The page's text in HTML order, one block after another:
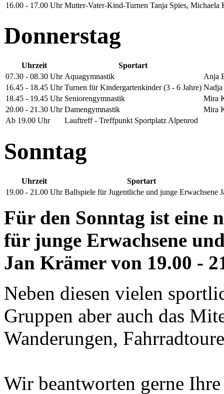
16.00 - 17.00 Uhr Mutter-Vater-Kind-Turnen Tanja Spies, Michaela
Donnerstag
Uhrzeit
Sportart
07.30 - 08.30 Uhr Aquagymnastik
Anja
16.45 - 18.45 Uhr Turnen für Kindergartenkinder (3 - 6 Jahre)
18.45 - 19.45 Uhr Seniorengymnastik
Mira
20.00 - 21.30 Uhr Damengymnastik
Mira
Ab 19.00 Uhr
Lauftreff - Treffpunkt Sportplatz Alpenrod
Sonntag
Uhrzeit
Sportart
19.00 - 21.00 Uhr Ballspiele für Jugentliche und junge Erwachsene
Für den Sonntag ist eine
für junge Erwachsene
Jan Krämer von 19.00 -
Neben diesen vielen
Gruppen aber auch das
Wanderungen,
Wir beantworten gerne